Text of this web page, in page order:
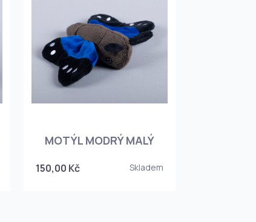
MOTÝL MODRÝ MALÝ
150,00 Kč Skladem